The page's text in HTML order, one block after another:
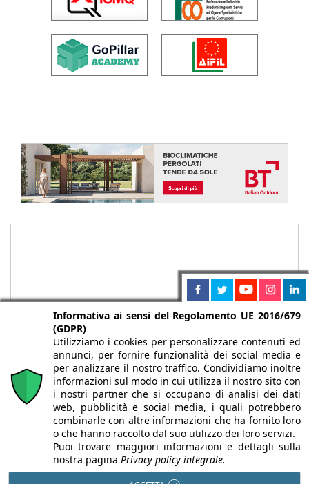
Chi siamo Autori Per la tua pubblicità
Iscriviti alla
newsletter
Infobuild è testata registrata presso il Tribunale di Milano al n° 63
Informativa ai sensi del Regolamento UE 2016/679
(GDPR)
Utilizziamo i cookies per personalizzare contenuti ed
annunci, per fornire funzionalità dei social media e
per analizzare il nostro traffico. Condividiamo inoltre
informazioni sul modo in cui utilizza il nostro sito con
i nostri partner che si occupano di analisi dei dati
web, pubblicità e social media, i quali potrebbero
combinarle con altre informazioni che ha fornito loro
o che hanno raccolto dal suo utilizzo dei loro servizi.
Puoi trovare maggiori informazioni e dettagli sulla
nostra pagina Privacy policy integrale.